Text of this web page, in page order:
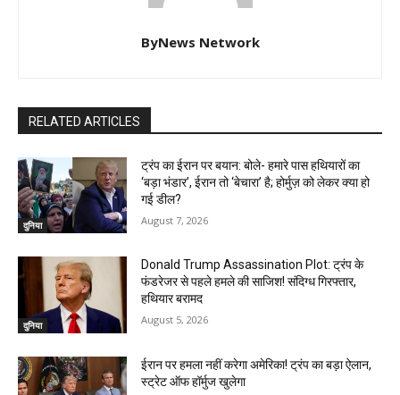
ByNews Network
RELATED ARTICLES
दुनिया
ट्रंप का ईरान पर बयान: बोले- हमारे पास हथियारों का
‘बड़ा भंडार’, ईरान तो ‘बेचारा’ है; होर्मुज़ को लेकर क्या हो
गई डील?
August 7, 2026
दुनिया
Donald Trump Assassination Plot: ट्रंप के
फंडरेजर से पहले हमले की साजिश! संदिग्ध गिरफ्तार,
हथियार बरामद
August 5, 2026
ईरान पर हमला नहीं करेगा अमेरिका! ट्रंप का बड़ा ऐलान,
स्ट्रेट ऑफ हॉर्मुज खुलेगा